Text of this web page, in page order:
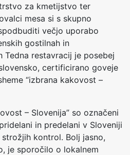
za kmetijstvo ter
mesa si s skupno
večjo uporabo
gostilnah in
Tedna restavracij je posebej
certificirano goveje
“izbrana kakovost –
– Slovenija” so označeni
in predelani v Sloveniji
kontrol. Bolj jasno,
je sporočilo o lokalnem